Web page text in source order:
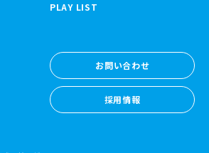
PLAY LIST
お問い合わせ
お問い合わせ
採用情報